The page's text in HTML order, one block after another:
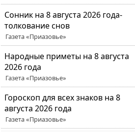
Сонник на 8 августа 2026 года-
толкование снов
Газета «Приазовье»
Народные приметы на 8 августа
2026 года
Газета «Приазовье»
Гороскоп для всех знаков на 8
августа 2026 года
Газета «Приазовье»